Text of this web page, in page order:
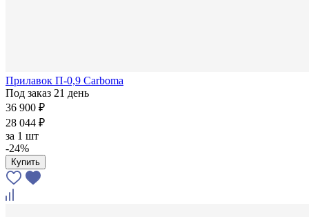
Прилавок П-0,9 Carboma
Под заказ 21 день
36 900 ₽
28 044 ₽
за 1 шт
-24%
Купить